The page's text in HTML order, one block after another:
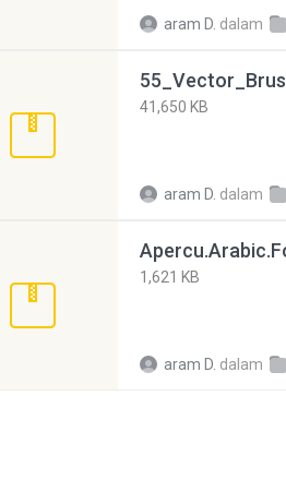
aram D. dalam
41,650 KB
aram D. dalam
1,621 KB
aram D. dalam